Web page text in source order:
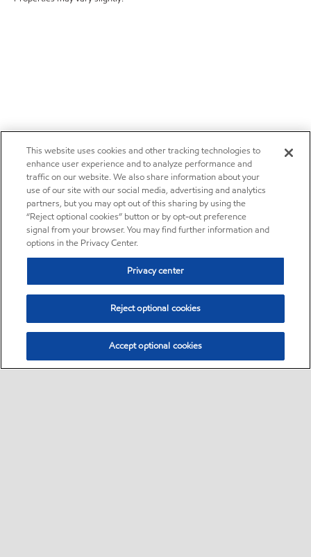
This website uses cookies and other tracking technologies to
enhance user experience and to analyze performance and
traffic on our website. We also share information about your
use of our site with our social media, advertising and analytics
partners, but you may opt out of this sharing by using the
“Reject optional cookies” button or by opt-out preference
signal from your browser. You may find further information and
options in the Privacy Center.
Privacy center
Reject optional cookies
Accept optional cookies